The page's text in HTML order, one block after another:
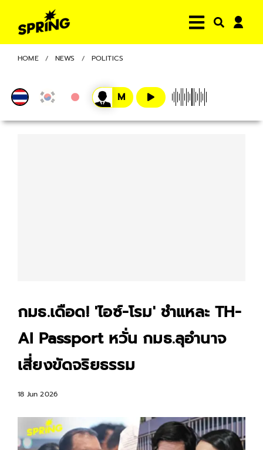
HOME NEWS POLITICS
กมธ.เดือด! 'ไอซ์-โรม' ชำแหละ TH-
AI Passport หวั่น กมธ.ลุอำนาจ
เสี่ยงขัดจริยธรรม
18 Jun 2026